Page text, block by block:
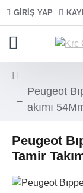
GIRIŞ YAP
Peugeot
akımı
Peugeot
Tamir